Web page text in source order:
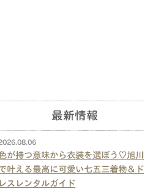
最新情報
が持つ意味から衣装を選ぼう♡旭川
叶える最高に可愛い七五三着物＆ド
レスレンタルガイド